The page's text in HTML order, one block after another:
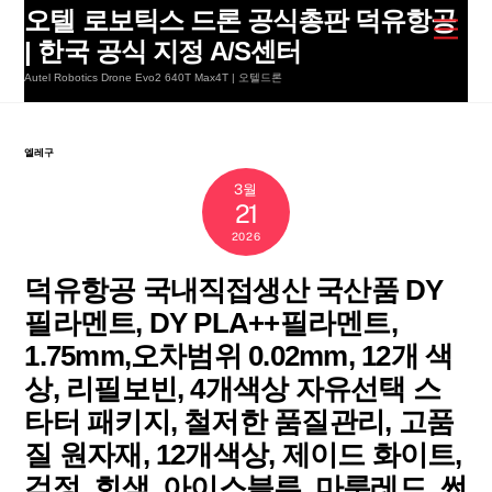
Skip
content
오텔 로보틱스 드론 공식총판 덕유항공
| 한국 공식 지정 A/S센터
Autel Robotics Drone Evo2 640T Max4T | 오텔드론
엘레구
3월
21
2026
덕유항공 국내직접생산 국산품 DY
필라멘트, DY PLA++필라멘트,
1.75mm,오차범위 0.02mm, 12개 색
상, 리필보빈, 4개색상 자유선택 스
타터 패키지, 철저한 품질관리, 고품
질 원자재, 12개색상, 제이드 화이트,